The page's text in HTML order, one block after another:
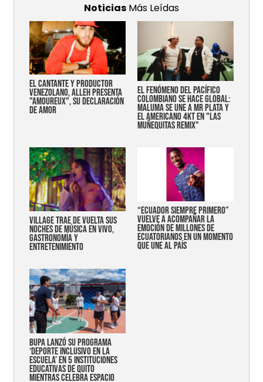
Noticias Más Leídas
EL CANTANTE Y PRODUCTOR
VENEZOLANO, ALLEH PRESENTA
"AMOUREUX", SU DECLARACIÓN
DE AMOR
EL FENÓMENO DEL PACÍFICO
COLOMBIANO SE HACE GLOBAL:
MALUMA SE UNE A MR PLATA Y
EL AMERICANO 4KT EN "LAS
MUÑEQUITAS REMIX"
Village trae de vuelta sus
noches de música en vivo,
gastronomía y
entretenimiento
“Ecuador siempre primero”
vuelve a acompañar la
emoción de millones de
ecuatorianos en un momento
que une al país
Bupa lanzó su programa
‘Deporte Inclusivo en la
Escuela’ en 5 instituciones
educativas de Quito
mientras celebra espacio